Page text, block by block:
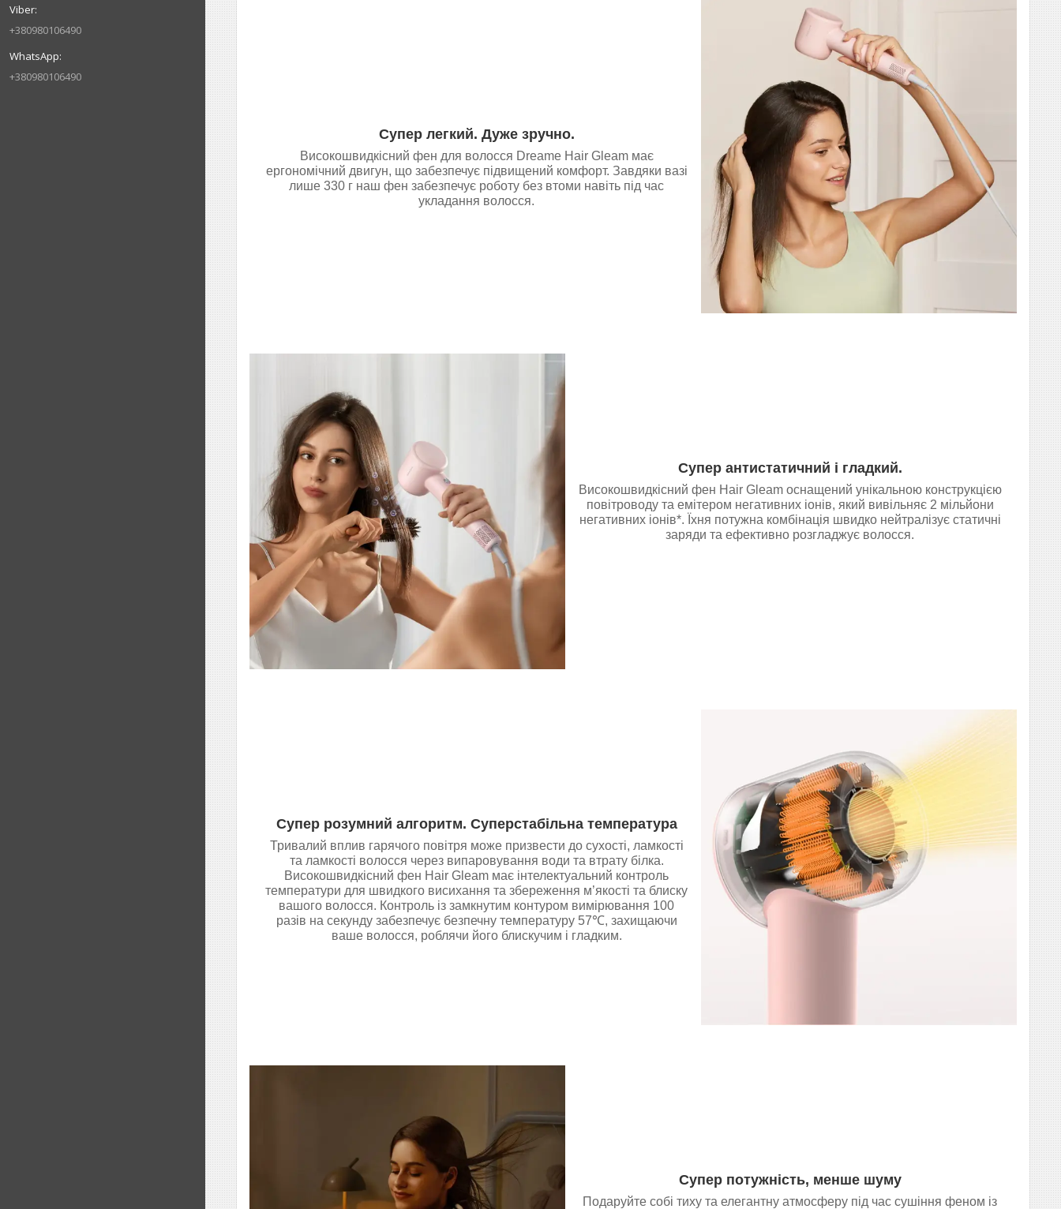
+380980106490
+380980106490
Супер легкий. Дуже зручно.
Високошвидкісний фен для волосся Dreame Hair Gleam має
ергономічний двигун, що забезпечує підвищений комфорт. Завдяки вазі
лише 330 г наш фен забезпечує роботу без втоми навіть під час
укладання волосся.
Супер антистатичний і гладкий.
Високошвидкісний фен Hair Gleam оснащений унікальною конструкцією
повітроводу та емітером негативних іонів, який вивільняє 2 мільйони
негативних іонів*. Їхня потужна комбінація швидко нейтралізує статичні
заряди та ефективно розгладжує волосся.
Супер розумний алгоритм. Суперстабільна температура
Тривалий вплив гарячого повітря може призвести до сухості, ламкості
та ламкості волосся через випаровування води та втрату білка.
Високошвидкісний фен Hair Gleam має інтелектуальний контроль
температури для швидкого висихання та збереження м’якості та блиску
вашого волосся. Контроль із замкнутим контуром вимірювання 100
разів на секунду забезпечує безпечну температуру 57℃, захищаючи
ваше волосся, роблячи його блискучим і гладким.
Супер потужність, менше шуму
Подаруйте собі тиху та елегантну атмосферу під час сушіння феном із